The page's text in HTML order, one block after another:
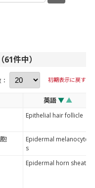
件中）
初期表示に戻す
英語▼ ▲
Epithelial hair follicle
Epidermal melanocyte
s
Epidermal horn sheath